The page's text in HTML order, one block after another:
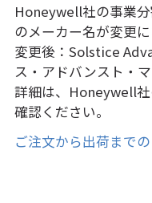
Honeywell社の事業
のメーカー名が変更に
変更後：Solstice
ス・アドバンスト・マ
詳細は、Honeywell
確認ください。
ご注文から出荷まで